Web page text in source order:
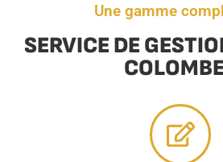
Une gamme
SERVICE DE